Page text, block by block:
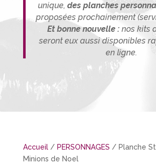
unique,des planches person
proposées prochainement
Et bonne nouvelle : nos kits
seront eux aussi disponibles
en ligne.
Accueil/ PERSONNAGES / Planche
Minions de Noel